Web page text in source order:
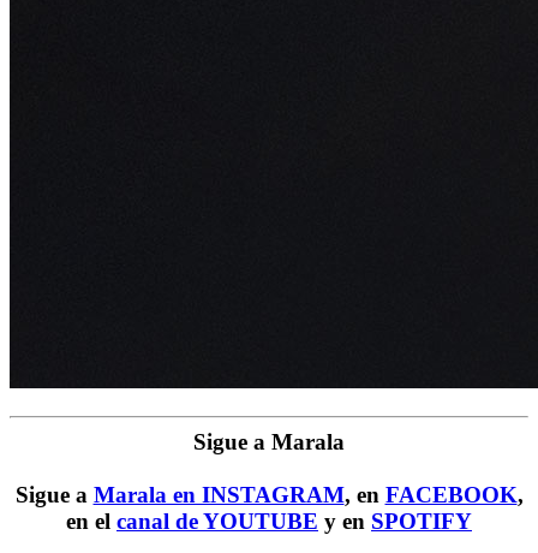
Sigue a Marala
Sigue a Marala en INSTAGRAM, en FACEBOOK,
en el canal de YOUTUBE y en SPOTIFY